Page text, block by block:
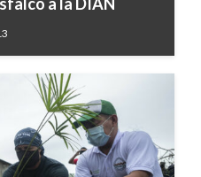
a la DIAN